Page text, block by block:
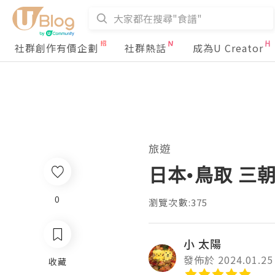
社群創作有價企劃 社群熱話 成為U Creator
0
收藏
旅遊
日本•鳥取 三
瀏覽次數:375
小 太陽
發佈於 2024.01.25